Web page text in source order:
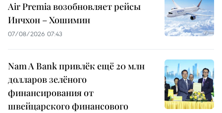
Air Premia возобновляет рейсы
Инчхон – Хошимин
07/08/2026 07:43
Nam A Bank привлёк ещё 20 млн
долларов зелёного
финансирования от
швейцарского финансового